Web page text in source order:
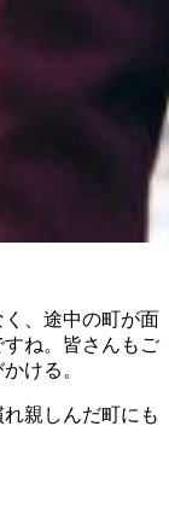
、途中の町が面
ね。皆さんもご
ける。
親しんだ町にも